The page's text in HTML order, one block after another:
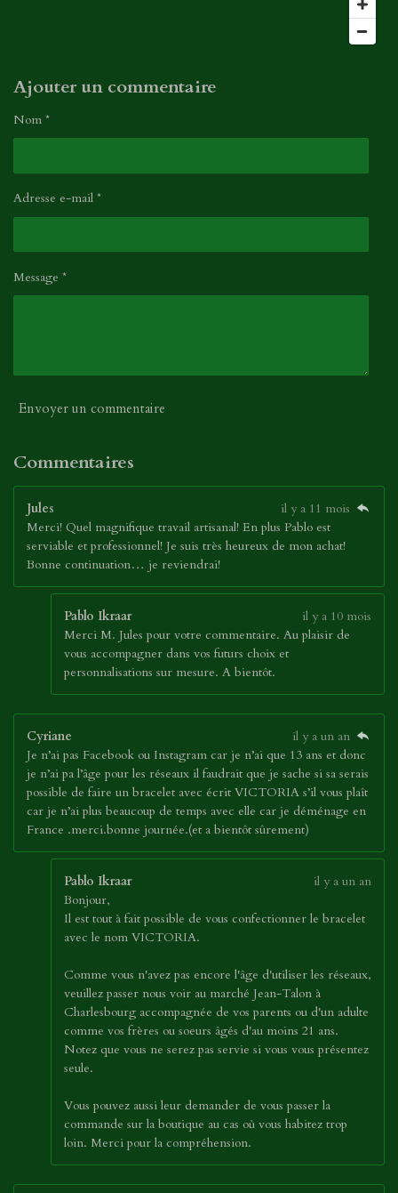
Ajouter un commentaire
Nom *
Adresse e-mail *
Message *
Envoyer un commentaire
Commentaires
Jules
il y a 11 mois
Merci! Quel magnifique travail artisanal! En plus Pablo est
serviable et professionnel! Je suis très heureux de mon achat!
Bonne continuation… je reviendrai!
Pablo Ikraar
il y a 10 mois
Merci M. Jules pour votre commentaire. Au plaisir de
vous accompagner dans vos futurs choix et
personnalisations sur mesure. A bientôt.
Cyriane
il y a un an
Je n’ai pas Facebook ou Instagram car je n’ai que 13 ans et donc
je n’ai pa l’âge pour les réseaux il faudrait que je sache si sa serais
possible de faire un bracelet avec écrit VICTORIA s’il vous plaît
car je n’ai plus beaucoup de temps avec elle car je déménage en
France .merci.bonne journée.(et a bientôt sûrement)
Pablo Ikraar
il y a un an
Bonjour,
Il est tout à fait possible de vous confectionner le bracelet
avec le nom VICTORIA.
Comme vous n'avez pas encore l'âge d'utiliser les réseaux,
veuillez passer nous voir au marché Jean-Talon à
Charlesbourg accompagnée de vos parents ou d'un adulte
comme vos frères ou soeurs âgés d'au moins 21 ans.
Notez que vous ne serez pas servie si vous vous présentez
seule.
Vous pouvez aussi leur demander de vous passer la
commande sur la boutique au cas où vous habitez trop
loin. Merci pour la compréhension.